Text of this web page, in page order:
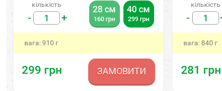
кількість
- +
28 см
160 грн
40 см
299 грн
вага:910 г
299 грн ЗАМОВИТИ
кількість
-
вага: 840 г
281 грн